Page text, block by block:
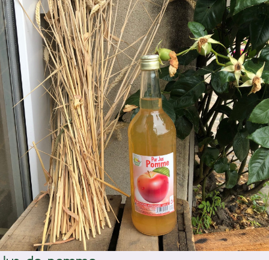
Ajouter au panier
/
Détails